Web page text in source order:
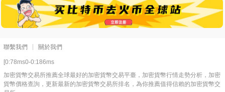
聯繫我們 關於我們
[0:78ms0-0:186ms
加密貨幣交易所推薦全球最好的加密貨幣交易平臺，加密貨幣行情走勢分析，加密
貨幣價格查詢，更新最新的加密貨幣交易所排名，為你推薦值得信賴的加密貨幣交